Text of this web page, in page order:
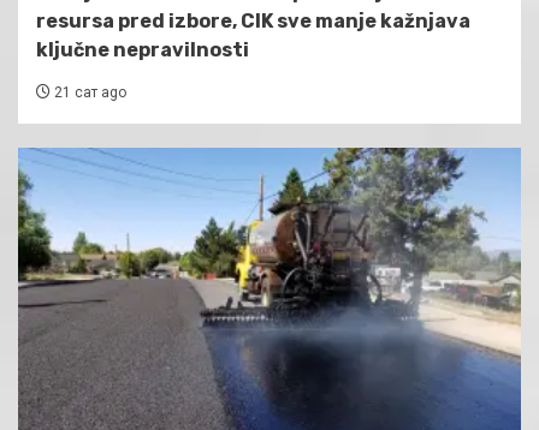
resursa pred izbore, CIK sve manje kažnjava
ključne nepravilnosti
21 сат ago